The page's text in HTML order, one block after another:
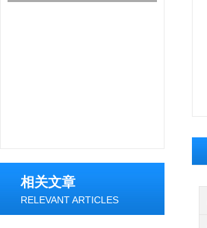
相关文章
RELEVANT ARTICLES